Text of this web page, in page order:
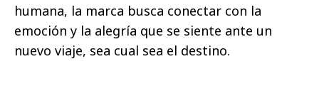
humana, la marca busca conectar con la
emoción y la alegría que se siente ante un
nuevo viaje, sea cual sea el destino.